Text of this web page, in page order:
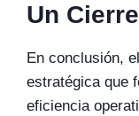
Un
En conclusión,
estratégica que
eficiencia